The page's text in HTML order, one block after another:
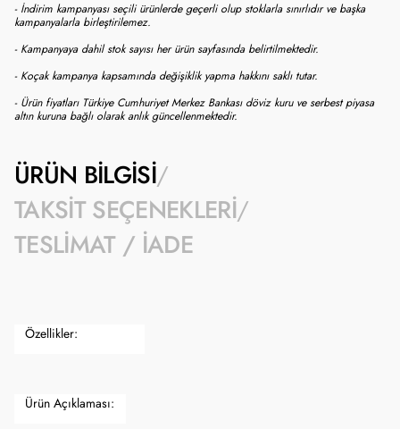
- İndirim kampanyası seçili ürünlerde geçerli olup stoklarla sınırlıdır ve başka
kampanyalarla birleştirilemez.
- Kampanyaya dahil stok sayısı her ürün sayfasında belirtilmektedir.
- Koçak kampanya kapsamında değişiklik yapma hakkını saklı tutar.
- Ürün fiyatları Türkiye Cumhuriyet Merkez Bankası döviz kuru ve serbest piyasa
altın kuruna bağlı olarak anlık güncellenmektedir.
ÜRÜN BILGISI
TAKSIT SEÇENEKLERI
TESLIMAT / İADE
Özellikler:
Ürün Açıklaması: